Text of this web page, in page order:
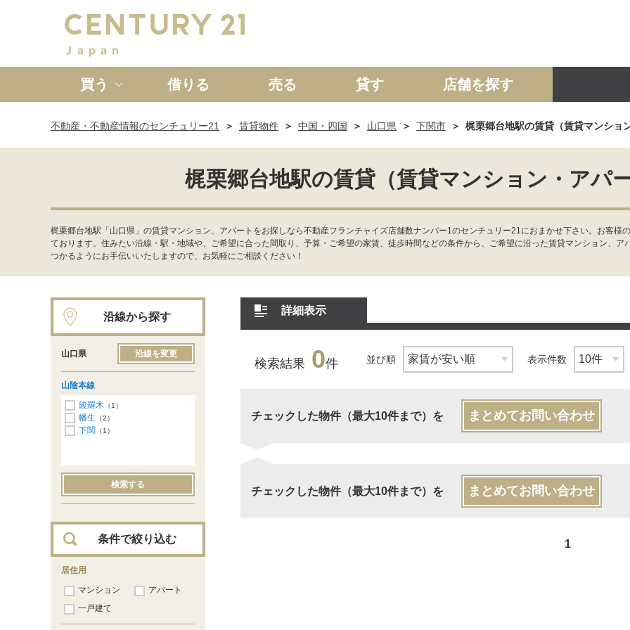
買う
新築一戸建て 中古一戸建て マンション 土地 事業投資用
借りる 売る 貸す 店舗を探す
不動産・不動産情報のセンチュリー21 賃貸物件 中国・四国 山口県 下関市 梶栗郷台地駅の賃貸（賃貸マンショ
梶栗郷台地駅の賃貸（賃貸マンション・アパ
梶栗郷台地駅「山口県」の賃貸マンション、アパートをお探しなら不動産フランチャイズ店舗数ナンバー1のセンチュリー21におまかせ下さい。お客
ております。住みたい沿線・駅・地域や、ご希望に合った間取り、予算・ご希望の家賃、徒歩時間などの条件から、ご希望に沿った賃貸マンション、
つかるようにお手伝いいたしますので、お気軽にご相談ください！
詳細表示
検索結果 0件 並び順 表示件数
チェックした物件（最大10件まで）を まとめてお問い合わせ
チェックした物件（最大10件まで）を まとめてお問い合わせ
1
沿線から探す
山口県 沿線を変更
山陰本線
綾羅木 （1）
幡生 （2）
下関 （1）
検索する
条件で絞り込む
居住用
マンション
アパート
一戸建て